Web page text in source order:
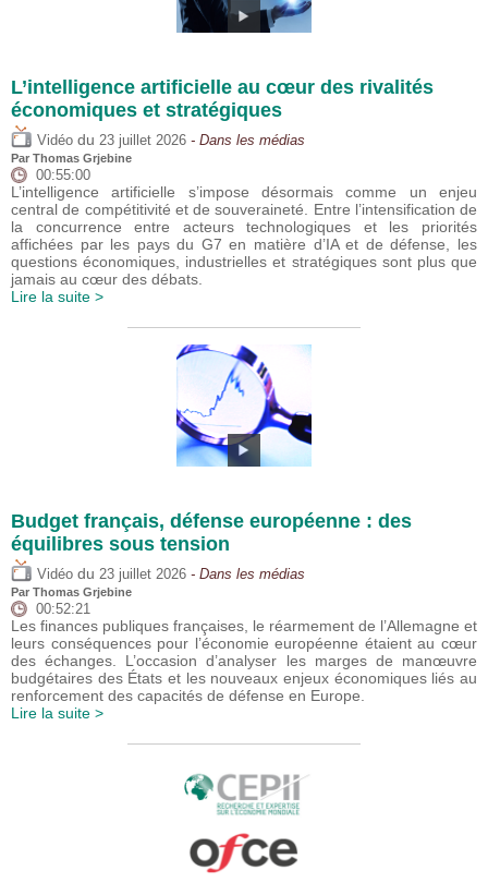
L’intelligence artificielle au cœur des rivalités
économiques et stratégiques
Vidéo du 23 juillet 2026 - Dans les médias
Par Thomas Grjebine
00:55:00
L’intelligence artificielle s’impose désormais comme un enjeu
central de compétitivité et de souveraineté. Entre l’intensification de
la concurrence entre acteurs technologiques et les priorités
affichées par les pays du G7 en matière d’IA et de défense, les
questions économiques, industrielles et stratégiques sont plus que
jamais au cœur des débats.
Lire la suite >
Budget français, défense européenne : des
équilibres sous tension
Vidéo du 23 juillet 2026 - Dans les médias
Par Thomas Grjebine
00:52:21
Les finances publiques françaises, le réarmement de l’Allemagne et
leurs conséquences pour l’économie européenne étaient au cœur
des échanges. L’occasion d’analyser les marges de manœuvre
budgétaires des États et les nouveaux enjeux économiques liés au
renforcement des capacités de défense en Europe.
Lire la suite >